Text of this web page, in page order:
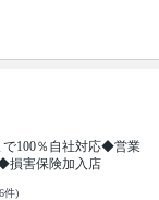
100％自社対応◆営業
損害保険加入店
件)